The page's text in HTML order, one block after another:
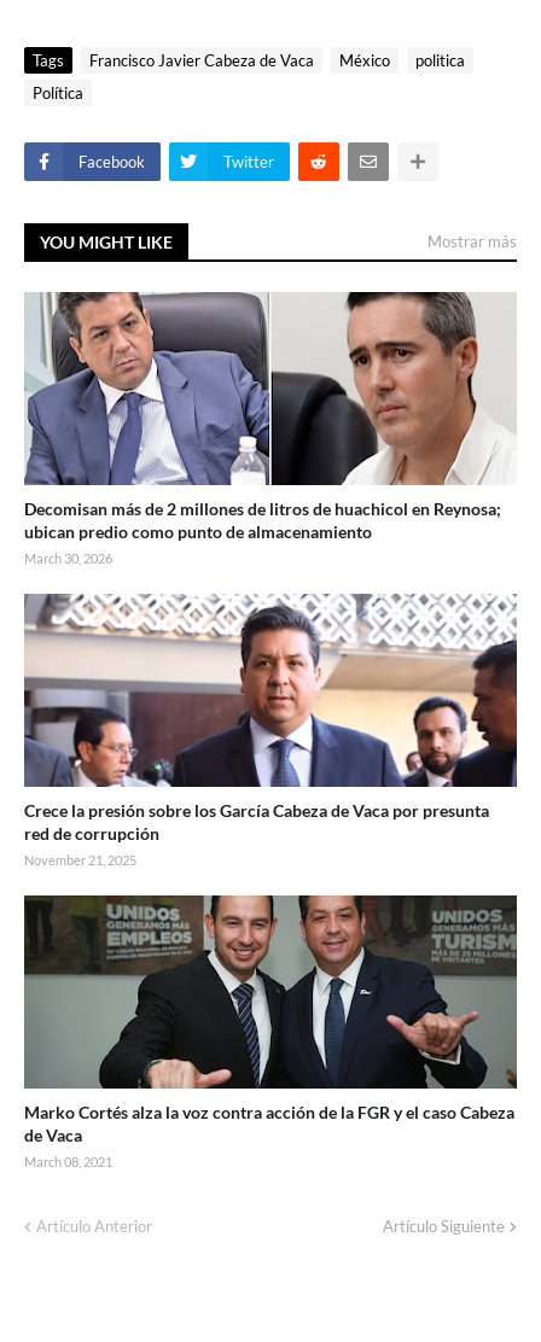
Tags Francisco Javier Cabeza de Vaca México
politica
Política
Facebook Twitter
YOU MIGHT LIKE Mostrar más
Decomisan más de 2 millones de litros de huachicol en Reynosa;
ubican predio como punto de almacenamiento
March 30, 2026
Crece la presión sobre los García Cabeza de Vaca por presunta
red de corrupción
November 21, 2025
Marko Cortés alza la voz contra acción de la FGR y el caso Cabeza
de Vaca
March 08, 2021
Artículo Anterior Artículo Siguiente